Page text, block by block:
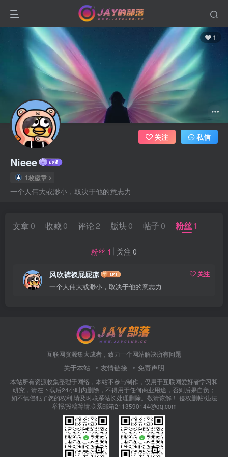
1
Nieee
1枚徽章
一个人伟大或渺小，取决于他的意志力
关注 私信
文章 0 收藏 0 评论 2 版块 0 帖子 0 粉丝1
粉丝 1 关注 0
风吹裤衩屁屁凉
关注
一个人伟大或渺小，取决于他的意志力
互联网资源集大成者，致力一个网站解决所有问题
关于本站 友情链接 免责声明
本站所有资源收集整理于网络，本站不参与制作，仅用于互联网爱好者学习和
研究，请在下载后24小时内删除，不得用于任何商业用途，否则后果自负；
如不慎侵犯了您的权利,请及时联系站长处理删除。敬请谅解！ 侵权删帖/违法
举报/投稿等请联系邮箱2113590144@qq.com